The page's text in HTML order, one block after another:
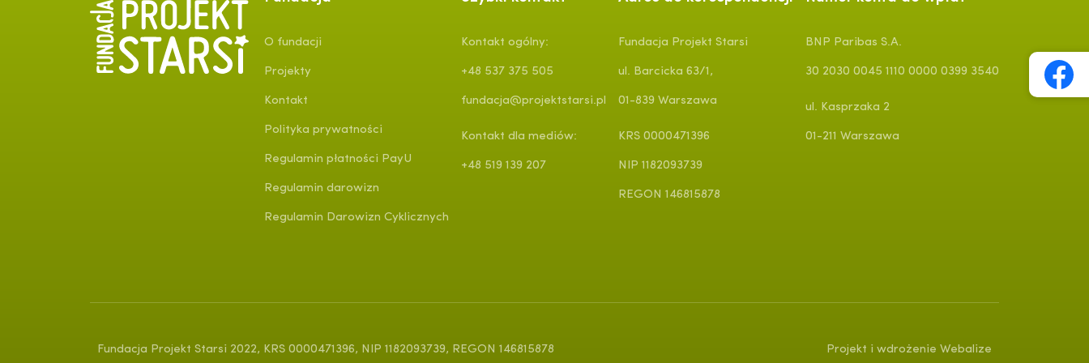
O fundacji
Projekty
Kontakt
Polityka prywatności
Regulamin płatności PayU
Regulamin darowizn
Regulamin Darowizn Cyklicznych
Kontakt ogólny:
+48 537 375 505
fundacja@projektstarsi.pl
Kontakt dla mediów:
+48 519 139 207
Fundacja Projekt Starsi
ul. Barcicka 63/1,
01-839 Warszawa
KRS 0000471396
NIP 1182093739
REGON 146815878
BNP Paribas S.A.
30 2030 0045 1110 0000 0399 3540
ul. Kasprzaka 2
01-211 Warszawa
Fundacja Projekt Starsi 2022, KRS 0000471396, NIP 1182093739, REGON 146815878 Projekt i wdrożenie Webalize